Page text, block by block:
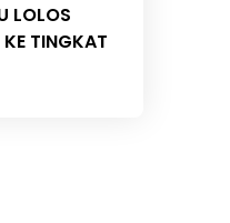
LOLOS
TINGKAT